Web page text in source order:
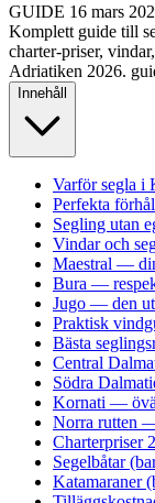
GUIDE 16 mars
Komplett guide till
charter-priser,
Adriatiken 2026.
Innehåll
Varför segla i
Perfekta
Segling utan
Vindar och
Maestral —
Bura —
Jugo — den
Praktisk
Bästa
Central
Södra
Kornati —
Norra rutten
Charterpriser
Segelbåtar
Katamaraner